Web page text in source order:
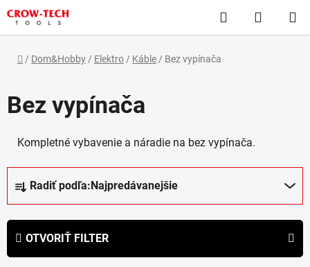
Prejsť
na
obsah
Hľadať
KOŠÍK
Domov
/ Dom&Hobby / Elektro / Káble / Bez vypínača
Bez vypínača
Kompletné vybavenie a náradie na bez vypínača.
Radiť podľa: Najpredávanejšie
OTVORIŤ FILTER